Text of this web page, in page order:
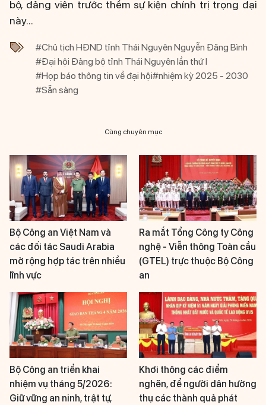
bộ, đảng viên trước thềm sự kiện chính trị trọng đại
này...
#Chủ tịch HĐND tỉnh Thái Nguyên Nguyễn Đăng Bình
#Đại hội Đảng bộ tỉnh Thái Nguyên lần thứ I
#Họp báo thông tin về đại hội#nhiệm kỳ 2025 - 2030
#Sẵn sàng
Cùng chuyên mục
Bộ Công an Việt Nam và
các đối tác Saudi Arabia
mở rộng hợp tác trên nhiều
lĩnh vực
Ra mắt Tổng Công ty Công
nghệ - Viễn thông Toàn cầu
(GTEL) trực thuộc Bộ Công
an
Bộ Công an triển khai
nhiệm vụ tháng 5/2026:
Giữ vững an ninh, trật tự,
Khơi thông các điểm
nghẽn, để người dân hưởng
thụ các thành quả phát